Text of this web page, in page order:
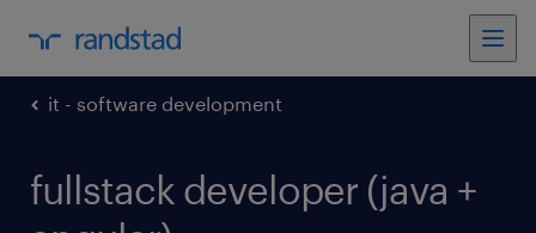
it - software development
fullstack developer (java +